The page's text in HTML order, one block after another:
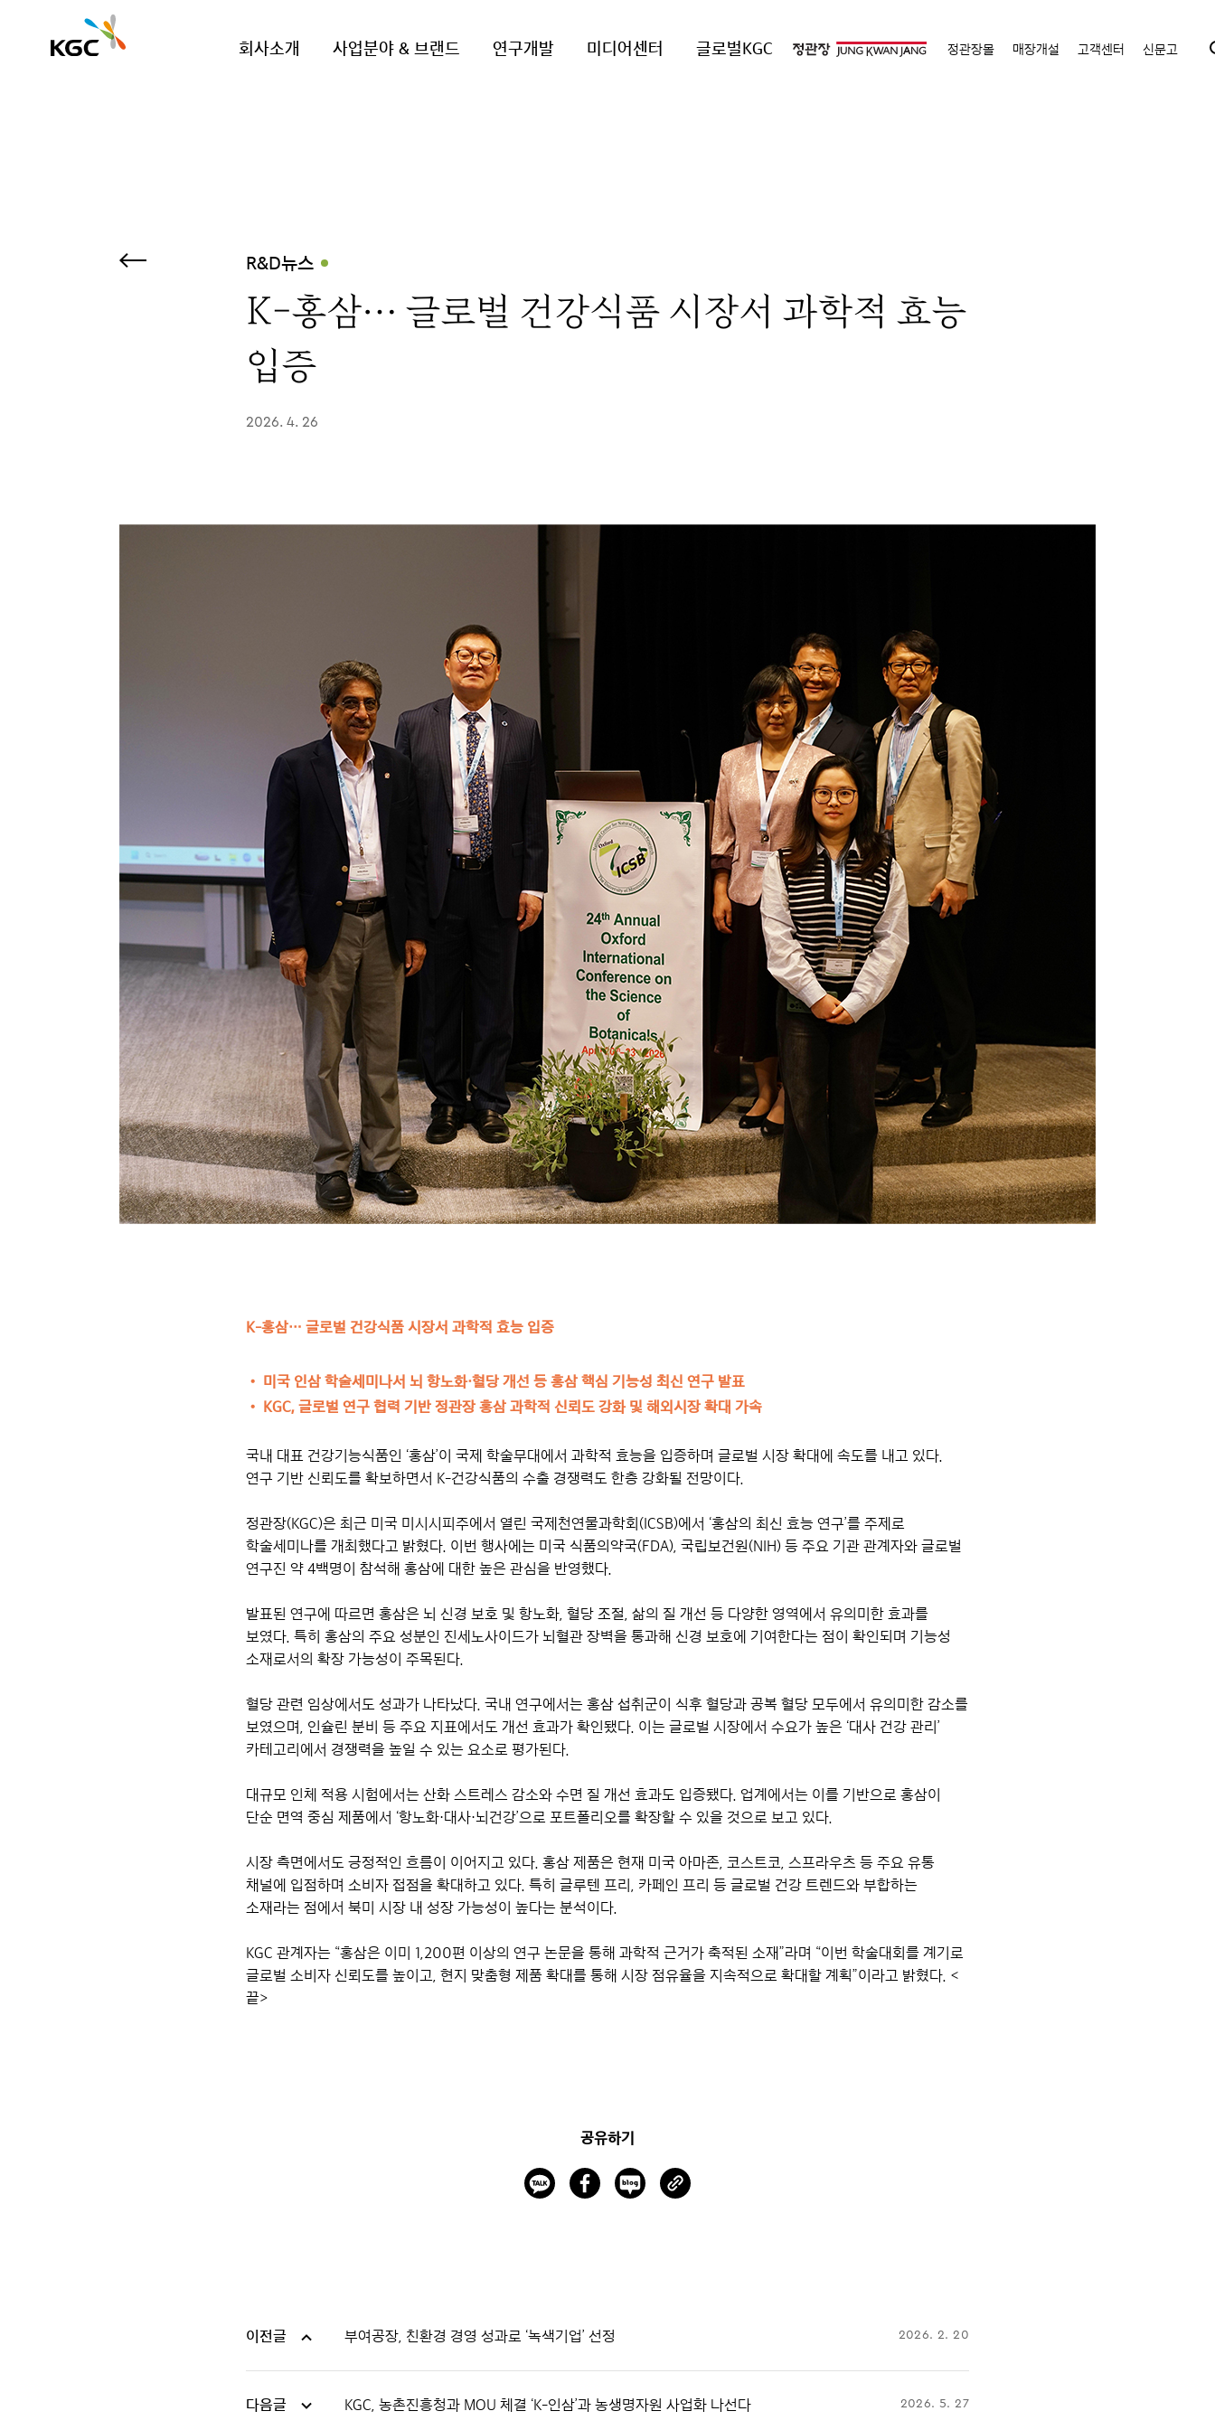
회사소개 사업분야 & 브랜드 연구개발 미디어센터 글로벌KGC 정관장몰 매장개설 고객센터 신문고
R&D뉴스
K-홍삼… 글로벌 건강식품 시장서 과학적 효능
입증
2026. 4. 26
K-홍삼… 글로벌 건강식품 시장서 과학적 효능 입증
• 미국 인삼 학술세미나서 뇌 항노화·혈당 개선 등 홍삼 핵심 기능성 최신 연구 발표
•
KGC, 글로벌 연구 협력 기반 정관장 홍삼 과학적 신뢰도 강화 및 해외시장 확대 가속
국내 대표 건강기능식품인 ‘홍삼’이 국제 학술무대에서 과학적 효능을 입증하며 글로벌 시장 확대에 속도를 내고 있다.
연구 기반 신뢰도를 확보하면서 K-건강식품의 수출 경쟁력도 한층 강화될 전망이다.
정관장(KGC)은 최근 미국 미시시피주에서 열린 국제천연물과학회(ICSB)에서 ‘홍삼의 최신 효능 연구’를 주제로
학술세미나를 개최했다고 밝혔다. 이번 행사에는 미국 식품의약국(FDA), 국립보건원(NIH) 등 주요 기관 관계자와 글로벌
연구진 약 4백명이 참석해 홍삼에 대한 높은 관심을 반영했다.
발표된 연구에 따르면 홍삼은 뇌 신경 보호 및 항노화, 혈당 조절, 삶의 질 개선 등 다양한 영역에서 유의미한 효과를
보였다. 특히 홍삼의 주요 성분인 진세노사이드가 뇌혈관 장벽을 통과해 신경 보호에 기여한다는 점이 확인되며 기능성
소재로서의 확장 가능성이 주목된다.
혈당 관련 임상에서도 성과가 나타났다. 국내 연구에서는 홍삼 섭취군이 식후 혈당과 공복 혈당 모두에서 유의미한 감소를
보였으며, 인슐린 분비 등 주요 지표에서도 개선 효과가 확인됐다. 이는 글로벌 시장에서 수요가 높은 ‘대사 건강 관리’
카테고리에서 경쟁력을 높일 수 있는 요소로 평가된다.
대규모 인체 적용 시험에서는 산화 스트레스 감소와 수면 질 개선 효과도 입증됐다. 업계에서는 이를 기반으로 홍삼이
단순 면역 중심 제품에서 ‘항노화·대사·뇌건강’으로 포트폴리오를 확장할 수 있을 것으로 보고 있다.
시장 측면에서도 긍정적인 흐름이 이어지고 있다. 홍삼 제품은 현재 미국 아마존, 코스트코, 스프라우츠 등 주요 유통
채널에 입점하며 소비자 접점을 확대하고 있다. 특히 글루텐 프리, 카페인 프리 등 글로벌 건강 트렌드와 부합하는
소재라는 점에서 북미 시장 내 성장 가능성이 높다는 분석이다.
KGC 관계자는 “홍삼은 이미 1,200편 이상의 연구 논문을 통해 과학적 근거가 축적된 소재”라며 “이번 학술대회를 계기로
글로벌 소비자 신뢰도를 높이고, 현지 맞춤형 제품 확대를 통해 시장 점유율을 지속적으로 확대할 계획”이라고 밝혔다. <
끝>
공유하기
이전글 부여공장, 친환경 경영 성과로 ‘녹색기업’ 선정 2026. 2. 20
다음글 KGC, 농촌진흥청과 MOU 체결 ‘K-인삼’과 농생명자원 사업화 나선다 2026. 5. 27